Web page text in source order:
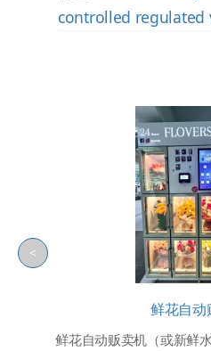
controlled regulated
鲜花自动
鲜花自动贩卖机（或新鲜
<